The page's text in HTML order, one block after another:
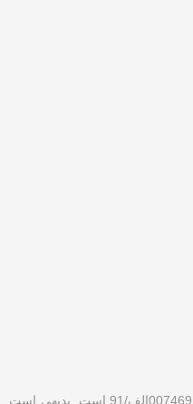
قدم یار یک برند ثبت شده به شماره‌ی 007469الف/91 است. بدیهی است